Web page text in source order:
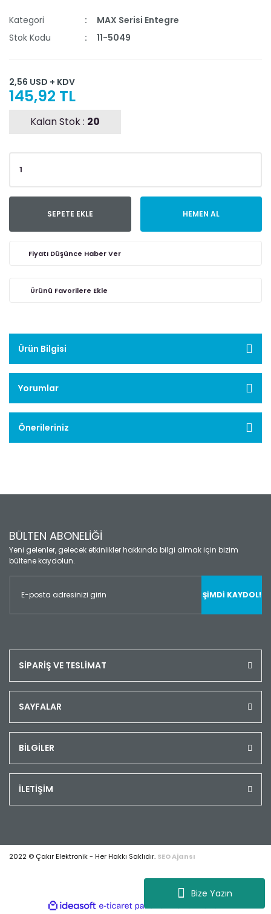
Bize Yazın
Kategori
MAX Serisi Entegre
Stok Kodu
11-5049
2,56 USD + KDV
145,92 TL
Kalan Stok : 20
SEPETE EKLE HEMEN AL
Fiyatı Düşünce Haber Ver
Ürün Bilgisi
Yorumlar
Önerileriniz
BÜLTEN ABONELİĞİ
Yeni gelenler, gelecek etkinlikler hakkında bilgi almak için bizim
bültene kaydolun.
ŞİMDİ KAYDOL!
SİPARİŞ VE TESLİMAT
SAYFALAR
BİLGİLER
İLETİŞİM
2022 © Çakır Elektronik - Her Hakkı Saklıdır. SEO Ajansı
ideasoft